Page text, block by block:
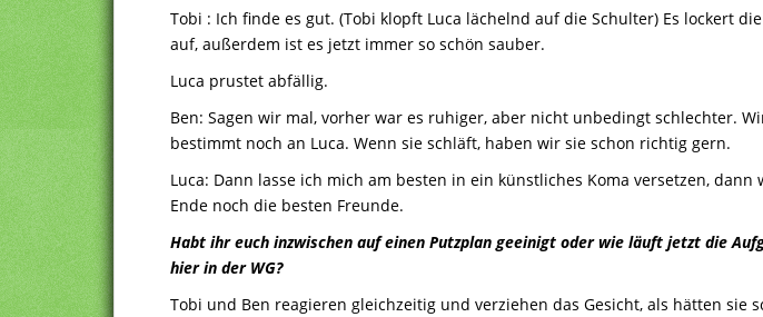
Tobi : Ich finde es gut. (Tobi klopft Luca lächelnd auf die Schulter) Es lockert
auf, außerdem ist es jetzt immer so schön sauber.
Luca prustet abfällig.
Ben: Sagen wir mal, vorher war es ruhiger, aber nicht unbedingt schlechter.
bestimmt noch an Luca. Wenn sie schläft, haben wir sie schon richtig gern.
Luca: Dann lasse ich mich am besten in ein künstliches Koma versetzen, dann
Ende noch die besten Freunde.
Habt ihr euch inzwischen auf einen Putzplan geeinigt oder wie läuft jetzt die
hier in der WG?
Tobi und Ben reagieren gleichzeitig und verziehen das Gesicht, als hätten sie